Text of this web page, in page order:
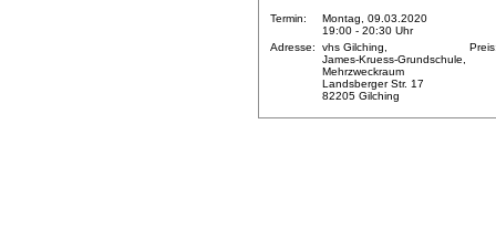
Termin:
Montag, 09.03.2020
19:00 - 20:30 Uhr
Adresse:
vhs Gilching,
James-Kruess-Grundschule,
Mehrzweckraum
Landsberger Str. 17
82205 Gilching